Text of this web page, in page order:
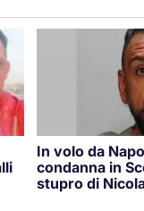
In volo da
condanna in
stupro di